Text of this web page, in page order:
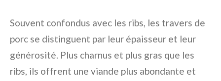
Souvent confondus avec les ribs, les travers de
porc se distinguent par leur épaisseur et leur
générosité. Plus charnus et plus gras que les
ribs, ils offrent une viande plus abondante et